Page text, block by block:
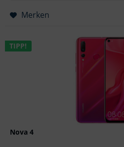
Merken
TIPP!
Nova 4